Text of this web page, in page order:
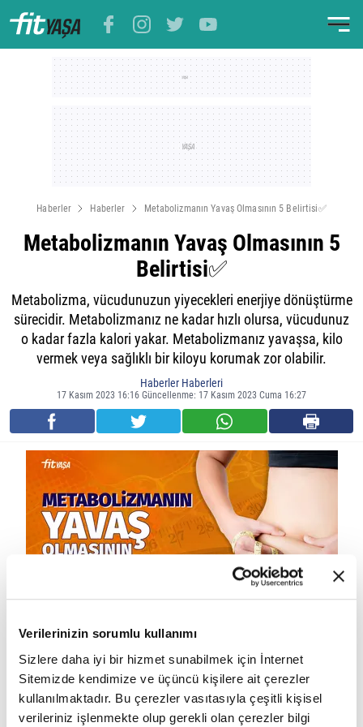
Verilerinizin sorumlu kullanımı
Sizlere daha iyi bir hizmet sunabilmek için İnternet
Sitemizde kendimize ve üçüncü kişilere ait çerezler
kullanılmaktadır. Bu çerezler vasıtasıyla çeşitli kişisel
verileriniz işlenmekte olup gerekli olan çerezler bilgi
Haberler Haberler Metabolizmanın Yavaş Olmasının 5 Belirtisi✅
Metabolizmanın Yavaş Olmasının 5
Belirtisi✅
Metabolizma, vücudunuzun yiyecekleri enerjiye dönüştürme
sürecidir. Metabolizmanız ne kadar hızlı olursa, vücudunuz
o kadar fazla kalori yakar. Metabolizmanız yavaşsa, kilo
vermek veya sağlıklı bir kiloyu korumak zor olabilir.
Haberler Haberleri
17 Kasım 2023 16:16 Güncellenme: 17 Kasım 2023 Cuma 16:27
kişiler, aynı miktarda kalori yedikleri ve egzersiz yaptıkları kişilere
oranla daha yavaş kilo verirler.